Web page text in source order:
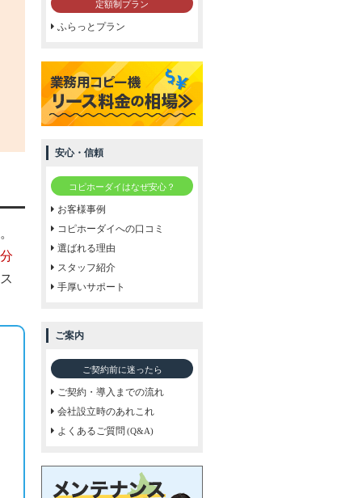
定額制プラン
ふらっとプラン
安心・信頼
コピホーダイはなぜ安心？
お客様事例
コピホーダイへの口コミ
選ばれる理由
スタッフ紹介
手厚いサポート
ご案内
ご契約前に迷ったら
ご契約・導入までの流れ
会社設立時のあれこれ
よくあるご質問 (Q&A)